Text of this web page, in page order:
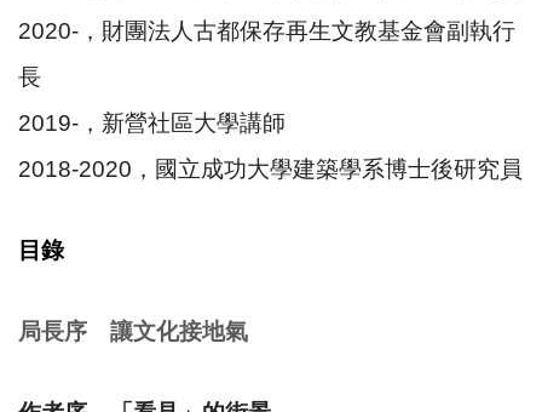
2020-，財團法人古都保存再生文教基金會副執行
長
2019-，新營社區大學講師
2018-2020，國立成功大學建築學系博士後研究員
目錄
局長序 讓文化接地氣